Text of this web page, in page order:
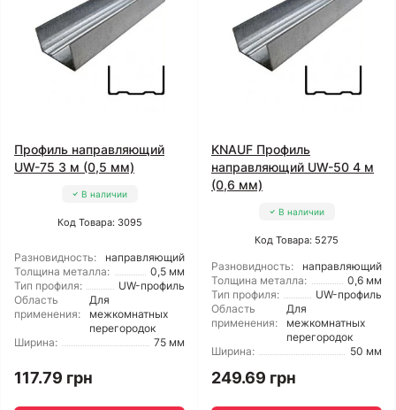
Профиль направляющий
UW-75 3 м (0,5 мм)
В наличии
Код Товара: 3095
Разновидность:
направляющий
Толщина металла:
0,5 мм
Тип профиля:
UW-профиль
Область
применения:
Для
межкомнатных
перегородок
Ширина:
75 мм
117.79 грн
KNAUF Профиль
направляющий UW-50 4 м
(0,6 мм)
В наличии
Код Товара: 5275
Разновидность:
направляющий
Толщина металла:
0,6 мм
Тип профиля:
UW-профиль
Область
применения:
Для
межкомнатных
перегородок
Ширина:
50 мм
249.69 грн